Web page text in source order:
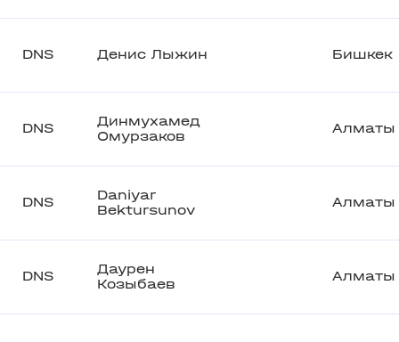
DNS Денис Лыжин Бишкек
DNS
Динмухамед
Омурзаков
Алматы
DNS
Daniyar
Bektursunov
Алматы
DNS
Даурен
Козыбаев
Алматы